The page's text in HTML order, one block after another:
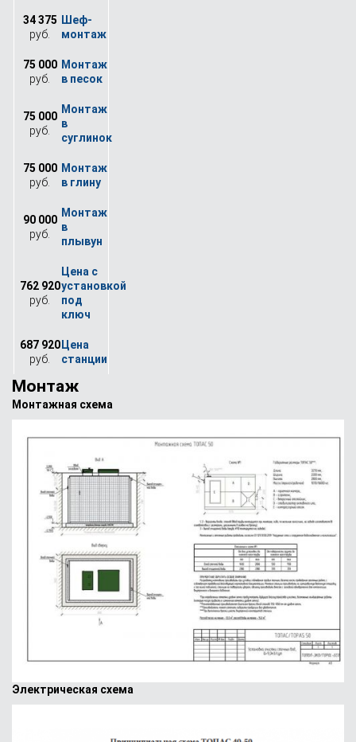
34 375
руб.
75 000
руб.
75 000
руб.
75 000
руб.
90 000
руб.
762 920
руб.
687 920
руб.
Монтаж
Монтажная схема
Электрическая схема